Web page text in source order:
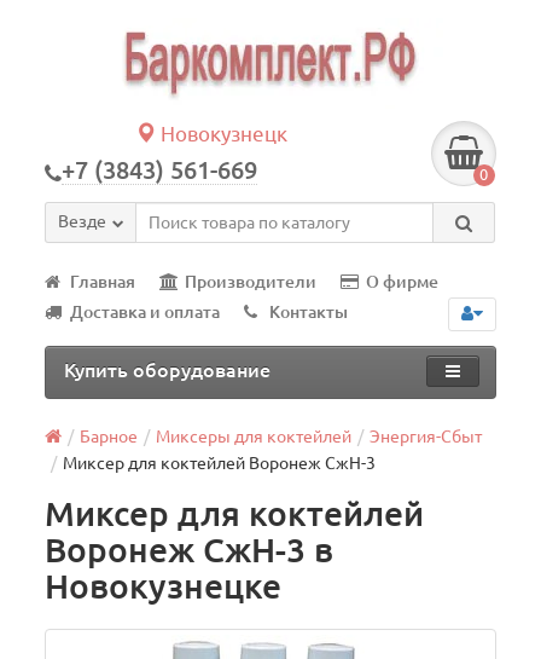
Новокузнецк
+7 (3843) 561-669 0
Везде
Главная Производители
О фирме
Доставка и оплата
Контакты
Купить оборудование
Барное Миксеры для коктейлей
Энергия-Сбыт
Миксер для коктейлей Воронеж СжН-3
Миксер для коктейлей
Воронеж СжН-3 в
Новокузнецке